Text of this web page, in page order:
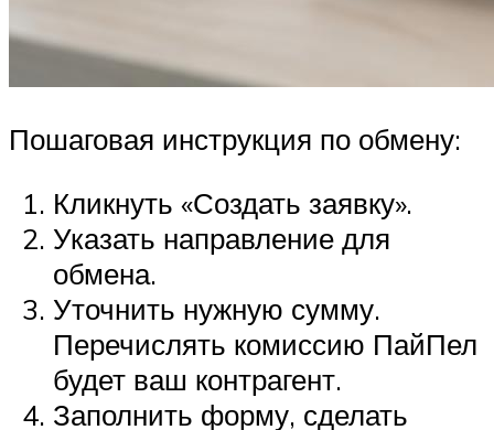
Пошаговая инструкция по обмену:
Кликнуть «Создать заявку».
Указать направление для
обмена.
Уточнить нужную сумму.
Перечислять комиссию ПайПел
будет ваш контрагент.
Заполнить форму, сделать